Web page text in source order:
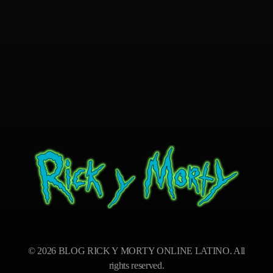
© 2026 BLOG RICK Y MORTY ONLINE LATINO. All
rights reserved.